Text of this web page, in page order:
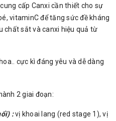
cấp Canxi cần thiết cho sự
vitaminC để tăng sức đề kháng
chất sắt và canxi hiệu quả từ
cực kì đáng yêu và dễ dàng
2 giai đoạn:
:vị khoai lang (red stage 1), vị